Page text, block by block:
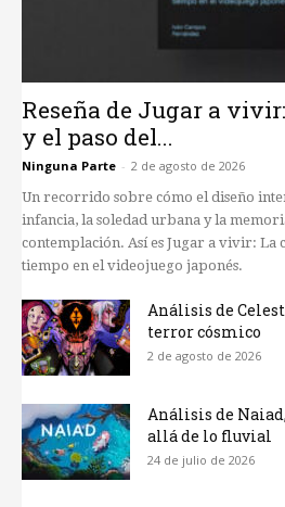
Reseña de Jugar a
y el paso del...
Ninguna Parte - 2 de agosto de 2026
Un recorrido sobre cómo el diseño
infancia, la soledad urbana y la
contemplación. Así es Jugar a vivir: La
tiempo en el videojuego japonés.
Análisis de
terror cósmico
2 de agosto de 2026
Análisis de
allá de lo fluvial
24 de julio de 2026